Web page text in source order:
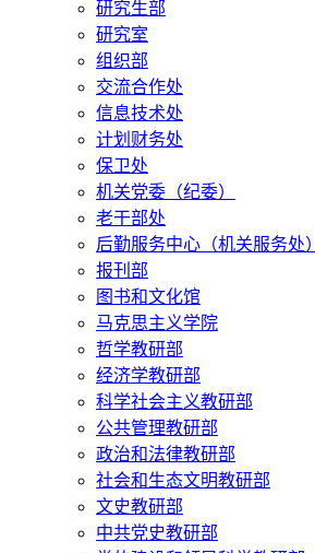
研究生部
研究室
组织部
交流合作处
信息技术处
计划财务处
保卫处
机关党委（纪委）
老干部处
后勤服务中心（机关服务处）
报刊部
图书和文化馆
马克思主义学院
哲学教研部
经济学教研部
科学社会主义教研部
公共管理教研部
政治和法律教研部
社会和生态文明教研部
文史教研部
中共党史教研部